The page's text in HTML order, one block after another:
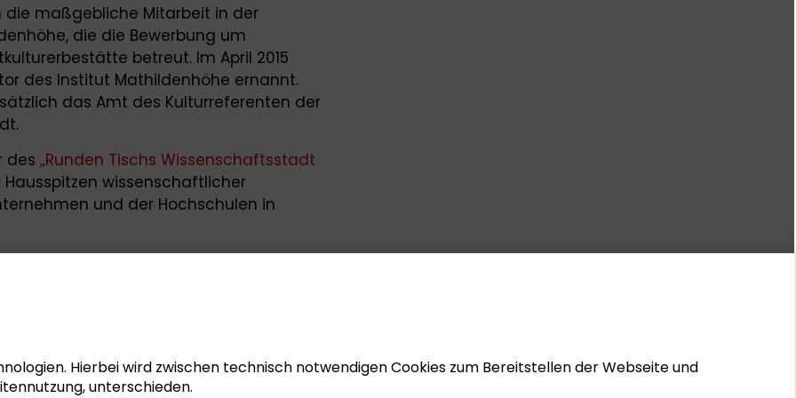
die maßgebliche Mitarbeit in der
die die Bewerbung um
betreut. Im April 2015
des Institut Mathildenhöhe ernannt.
das Amt des Kulturreferenten der
des „Runden Tischs Wissenschaftsstadt
Hausspitzen wissenschaftlicher
und der Hochschulen in
Veranstaltung
live“
Hierbei wird zwischen technisch notwendigen Cookies zum Bereitstellen der Webseite und
unterschieden.